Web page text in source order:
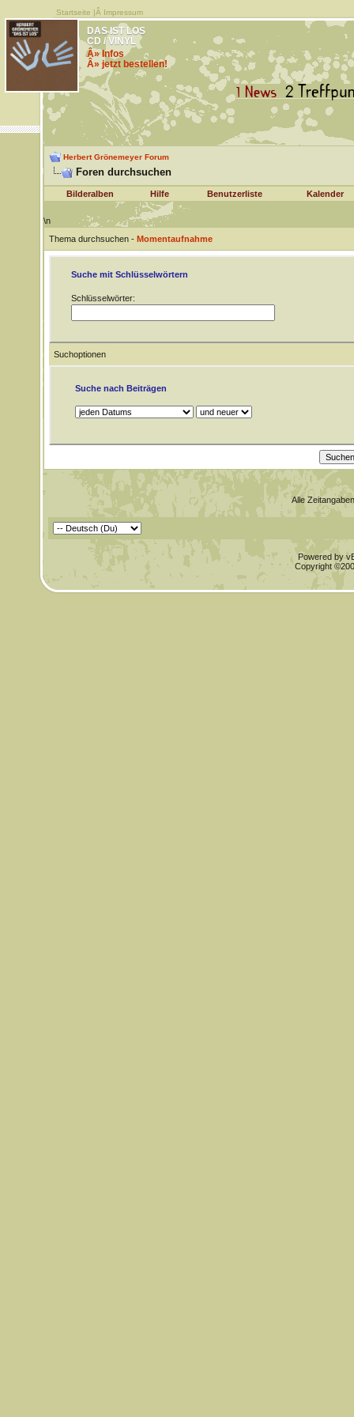
Startseite |Â Impressum
DAS IST LOS
CD / VINYL
Â» Infos
Â» jetzt bestellen!
Herbert Grönemeyer Forum
Foren durchsuchen
Bilderalben Hilfe Benutzerliste Kalender
\n
Thema durchsuchen - Momentaufnahme
Suche mit Schlüsselwörtern
Schlüsselwörter:
Suchoptionen
Suche nach Beiträgen
Alle
Powered by
Copyright